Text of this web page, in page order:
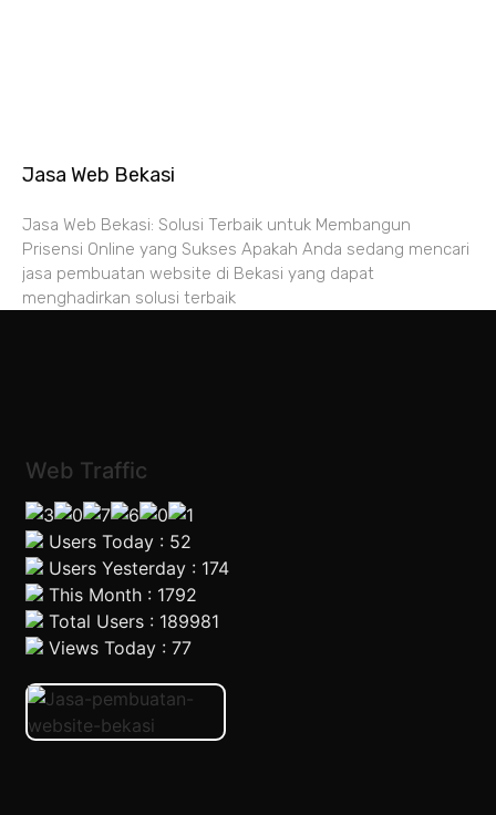
Jasa Web Bekasi
Jasa Web Bekasi: Solusi Terbaik untuk Membangun
Prisensi Online yang Sukses Apakah Anda sedang mencari
jasa pembuatan website di Bekasi yang dapat
menghadirkan solusi terbaik
Web Traffic
Users Today : 52
Users Yesterday : 174
This Month : 1792
Total Users : 189981
Views Today : 77